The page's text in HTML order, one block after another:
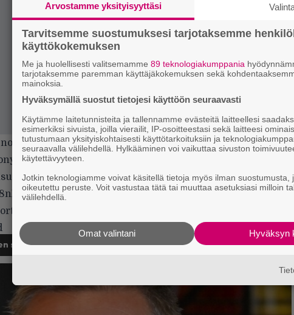
3: Robert Downey Jr.’s first crack at billionaire
Stark in his screen test for the original
and fairly dark. Watch:
(@THR)
suosituksi lähteeksi
Arvostamme yksityisyyttäsi
Tarvitsemme suostumuksesi tarjotaksemme
käyttökokemuksen
Me ja huolellisesti valitsemamme 89 teknologiakumppania
tarjotaksemme paremman käyttäjäkokemuksen sekä
mainoksia.
Hyväksymällä suostut tietojesi käyttöön seuraavasti
Käytämme laitetunnisteita ja tallennamme evästeitä laitteellesi
esimerkiksi sivuista, joilla vierailit, IP-osoitteestasi sekä laitteesi
tutustumaan yksityiskohtaisesti käyttötarkoituksiin ja
seuraavalla välilehdellä. Hylkääminen voi vaikuttaa sivuston
käytettävyyteen.
Jotkin teknologiamme voivat käsitellä tietoja myös ilman suostumusta,
oikeutettu peruste. Voit vastustaa tätä tai muuttaa asetuksiasi milloin
välilehdellä.
Hyväksyn
Omat valintani